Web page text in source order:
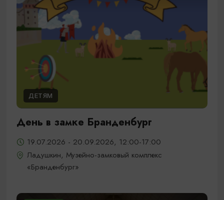
ДЕТЯМ
День в замке Бранденбург
19.07.2026 - 20.09.2026, 12:00-17:00
Ладушкин, Музейно-замковый комплекс
«Бранденбург»